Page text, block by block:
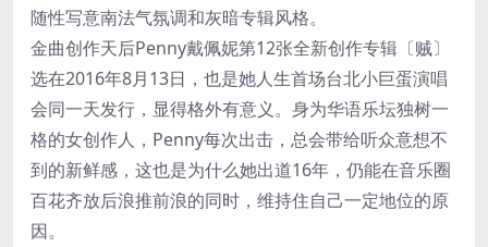
随性写意南法气氛调和灰暗专辑风格。
金曲创作天后Penny戴佩妮第12张全新创作专辑〔贼〕
选在2016年8月13日，也是她人生首场台北小巨蛋演唱
会同一天发行，显得格外有意义。身为华语乐坛独树一
格的女创作人，Penny每次出击，总会带给听众意想不
到的新鲜感，这也是为什么她出道16年，仍能在音乐圈
百花齐放后浪推前浪的同时，维持住自己一定地位的原
因。